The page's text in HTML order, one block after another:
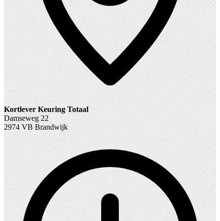
Kortlever Keuring Totaal
Damseweg 22
2974 VB Brandwijk